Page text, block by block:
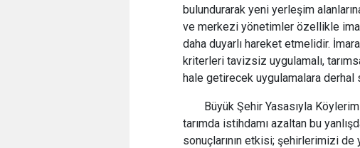
bulundurarak yeni yerleşim
ve merkezi yönetimler özellikle
daha duyarlı hareket etmelidir.
kriterleri tavizsiz uygulamalı,
hale getirecek uygulamalara
Büyük Şehir Yasasıyla
tarımda istihdamı azaltan bu
sonuçlarının etkisi; şehirlerimizi